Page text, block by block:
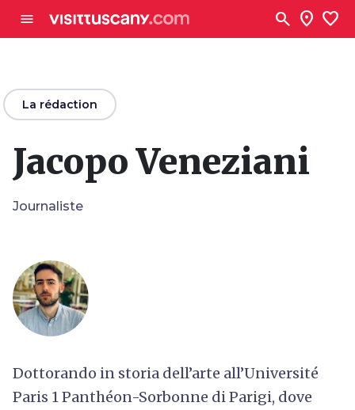
menu search location_on favorite
arrow_backLa rédaction
Jacopo Veneziani
Journaliste
Dottorando in storia dell’arte all’Université
Paris 1 Panthéon-Sorbonne di Parigi, dove